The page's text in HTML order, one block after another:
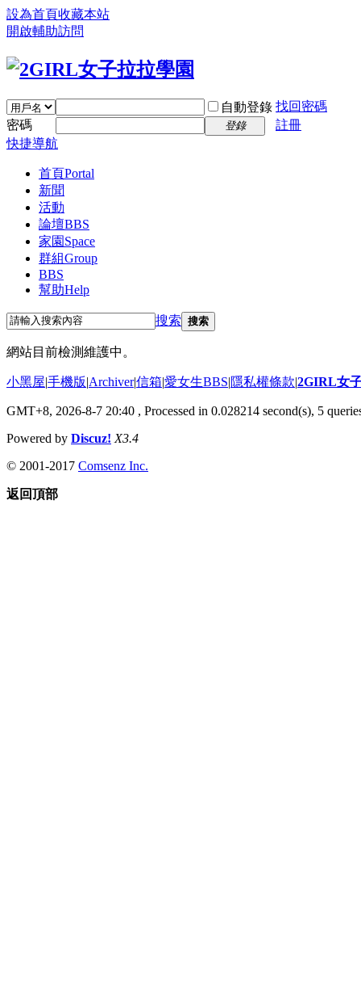
設為首頁收藏本站
開啟輔助訪問
自動登錄 找回密碼
密碼
登錄
註冊
快捷導航
首頁Portal
新聞
活動
論壇BBS
家園 Space
群組Group
BBS
幫助Help
搜索 搜索
網站目前檢測維護中。
小黑屋|手機版|Archiver|信箱|愛女生BBS|隱私權條款|2GIRL女
GMT+8, 2026-8-7 20:40 , Processed in 0.028214 second(s), 5
Powered by Discuz! X3.4
© 2001-2017 Comsenz Inc.
返回頂部